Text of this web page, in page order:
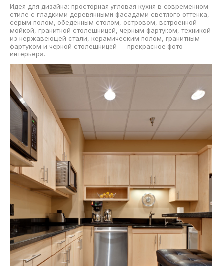
Идея для дизайна: просторная угловая кухня в современном
стиле с гладкими деревянными фасадами светлого оттенка,
серым полом, обеденным столом, островом, встроенной
мойкой, гранитной столешницей, черным фартуком, техникой
из нержавеющей стали, керамическим полом, гранитным
фартуком и черной столешницей — прекрасное фото
интерьера.